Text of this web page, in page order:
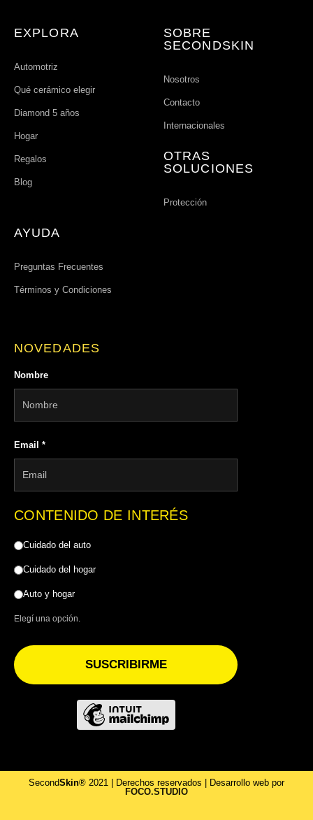
EXPLORA
Automotriz
Qué cerámico elegir
Diamond 5 años
Hogar
Regalos
Blog
SOBRE
SECONDSKIN
Nosotros
Contacto
Internacionales
OTRAS
SOLUCIONES
Protección
AYUDA
Preguntas Frecuentes
Términos y Condiciones
NOVEDADES
Nombre
Email *
CONTENIDO DE INTERÉS
Cuidado del auto
Cuidado del hogar
Auto y hogar
Elegí una opción.
SUSCRIBIRME
SecondSkin® 2021 | Derechos reservados | Desarrollo web por
FOCO.STUDIO